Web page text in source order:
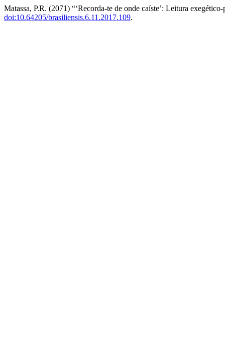
Matassa, P.R. (2071) “‘Recorda-te de onde caíste’: Leitura
doi:10.64205/brasiliensis.6.11.2017.109.